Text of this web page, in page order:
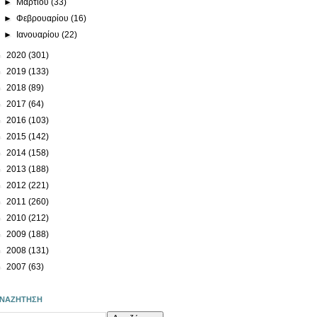
►Φεβρουαρίου(16)
► Ιανουαρίου(22)
2020 (301)
2019 (133)
2018 (89)
2017 (64)
2016 (103)
2015 (142)
2014 (158)
2013 (188)
2012 (221)
2011 (260)
2010 (212)
2009 (188)
2008 (131)
2007 (63)